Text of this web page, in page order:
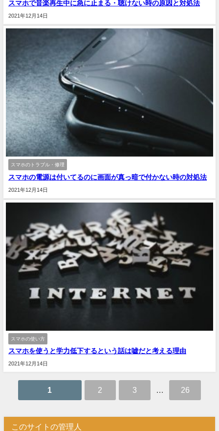
スマホで音楽再生中に急に止まる・聴けない時の原因と対処法
2021年12月14日
スマホのトラブル・修理
スマホの電源は付いてるのに画面が真っ暗で付かない時の対処法
2021年12月14日
スマホの使い方
スマホを使うと学力低下するという話は嘘だと考える理由
2021年12月14日
1 2 3 26
このサイトの管理人